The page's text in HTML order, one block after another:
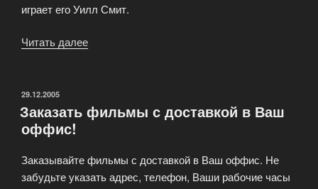
играет его Уилл Смит.
Читать далее
и
и
Пауэрс
ОПУБЛИКОВАНО
29.12.2005
Заказать фильмы с доставкой в Ваш
оффис!
Заказывайте фильмы с доставкой в Ваш оффис. Не
забудьте указать адрес, телефон, Ваши рабочие часы